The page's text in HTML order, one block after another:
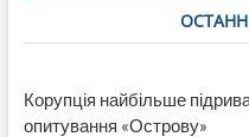
Корупція найбільше
опитування «Острову»